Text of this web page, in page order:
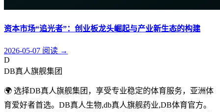
资本市场“追光者”：创业板龙头崛起与产业新生态的构建
2026-05-07 阅读 →
D
DB真人旗舰集团
🌍 选择DB真人旗舰集团，享受专业稳定的体育服务，亚洲体
育爱好者首选。DB真人生物,db真人旗舰药业,DB体育官方。